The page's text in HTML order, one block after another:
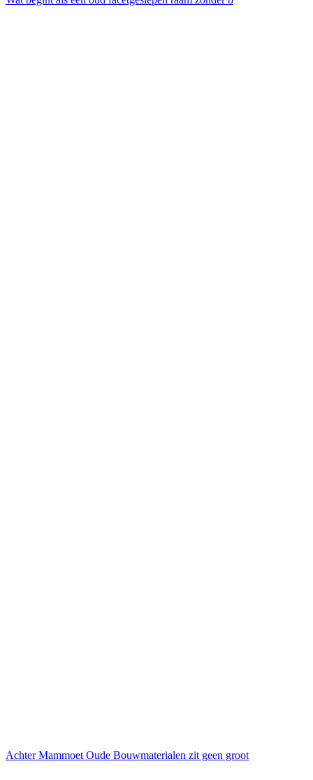
Achter Mammoet Oude Bouwmaterialen zit geen groot